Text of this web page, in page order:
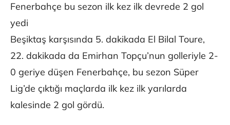
Fenerbahçe bu sezon ilk kez ilk devrede 2 gol
yedi
Beşiktaş karşısında 5. dakikada El Bilal Toure,
22. dakikada da Emirhan Topçu’nun golleriyle 2-
0 geriye düşen Fenerbahçe, bu sezon Süper
Lig’de çıktığı maçlarda ilk kez ilk yarılarda
kalesinde 2 gol gördü.